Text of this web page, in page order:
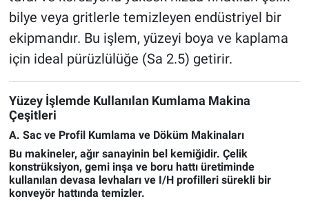
bilye veya gritlerle temizleyen endüstriyel bir
ekipmandır. Bu işlem, yüzeyi boya ve kaplama
için ideal pürüzlülüğe (Sa 2.5) getirir.
Yüzey İşlemde Kullanılan Kumlama Makina
Çeşitleri
A. Sac ve Profil Kumlama ve Döküm Makinaları
Bu makineler, ağır sanayinin bel kemiğidir. Çelik
konstrüksiyon, gemi inşa ve boru hattı üretiminde
kullanılan devasa levhaları ve I/H profilleri sürekli bir
konveyör hattında temizler.